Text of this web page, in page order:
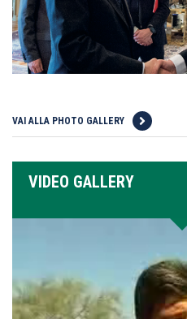
VAI ALLA PHOTO GALLERY
VIDEO GALLERY